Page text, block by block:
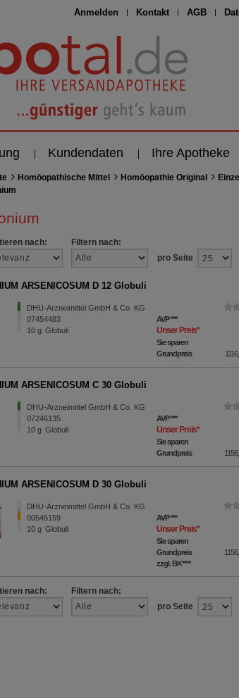
Anmelden Kontakt AGB
Kundendaten Ihre Apotheke
Homöopathische Mittel Homöopathie Original
nach:
Filtern nach:
pro Seite
ARSENICOSUM D 12 Globuli
DHU-Arzneimittel GmbH & Co. KG
07454483
10g Globuli
AVP***
Unser Preis*
Sie sparen
Grundpreis
ARSENICOSUM C 30 Globuli
DHU-Arzneimittel GmbH & Co. KG
07246135
10g Globuli
AVP***
Unser Preis*
Sie sparen
Grundpreis
ARSENICOSUM D 30 Globuli
DHU-Arzneimittel GmbH & Co. KG
00545159
10g Globuli
AVP***
Unser Preis*
Sie sparen
Grundpreis
zzgl. BK****
nach:
Filtern nach:
pro Seite